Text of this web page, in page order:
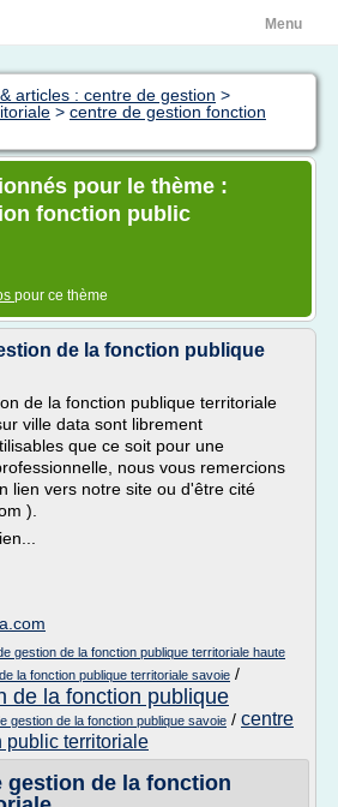
Menu
articles : centre de gestion >
> centre de gestion fonction
pour le thème :
fonction public
pour ce thème
de la fonction publique
de la fonction publique territoriale
ville data sont librement
que ce soit pour une
nous vous remercions
lien vers notre site ou d'être cité
).
gestion de la fonction publique territoriale haute
la fonction publique territoriale savoie /
de la fonction publique
gestion de la fonction publique savoie / centre
public territoriale
gestion de la fonction